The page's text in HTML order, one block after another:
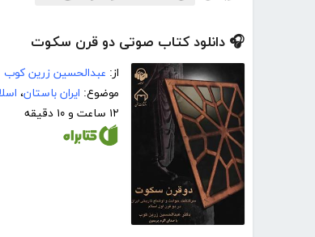
🎧 دانلود کتاب صوتی دو قرن سکوت
از: عبدالحسین زرین کوب
موضوع: ایران باستان،
۱۲ ساعت و ۱۰ دقیقه